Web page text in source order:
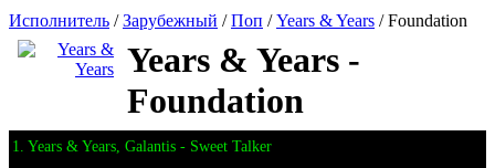
Исполнитель /Зарубежный /Поп /Years & Years / Foundation
Years & Years -
Foundation
1. Years & Years, Galantis - Sweet Talker